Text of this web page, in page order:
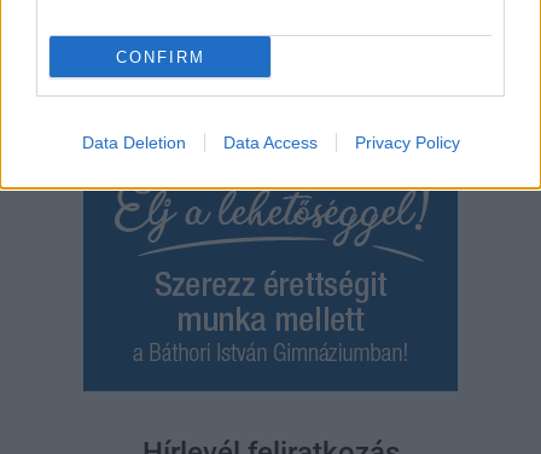
CONFIRM
Data Deletion Data Access Privacy Policy